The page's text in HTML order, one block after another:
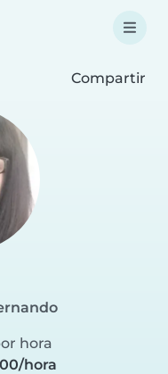
Compartir
hora
hora